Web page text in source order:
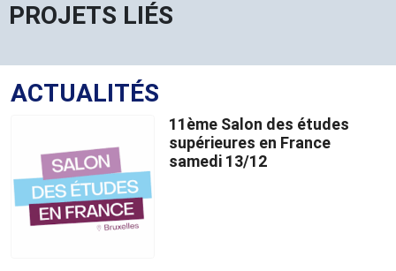
PROJETS LIÉS
ACTUALITÉS
11ème Salon des études
supérieures en France
samedi 13/12